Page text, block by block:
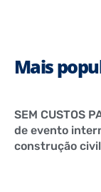
Mais
SEM CUSTOS
de evento
construção